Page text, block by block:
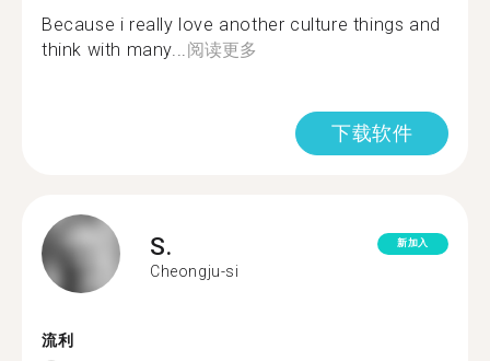
Because i really love another culture things and
think with many...阅读更多
下载软件
S.
Cheongju-si
新加入
流利